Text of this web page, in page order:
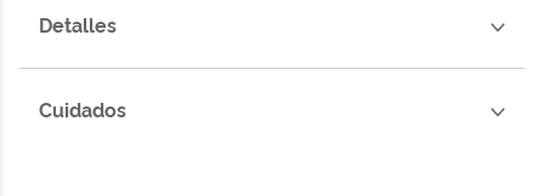
Detalles
Cuidados